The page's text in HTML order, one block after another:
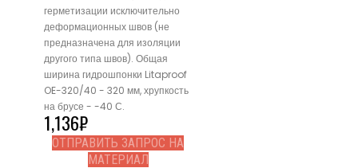
герметизации исключительно
деформационных швов (не
предназначена для изоляции
другого типа швов). Общая
ширина гидрошпонки Litaproof
OE-320/40 - 320 мм, хрупкость
на брусе - -40 С.
1,136₽
ОТПРАВИТЬ ЗАПРОС НА
МАТЕРИАЛ